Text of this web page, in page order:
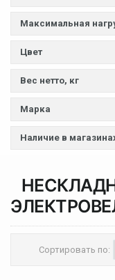
Максимальная
Цвет
Вес нетто, кг
Марка
Наличие в
Сортировать по: